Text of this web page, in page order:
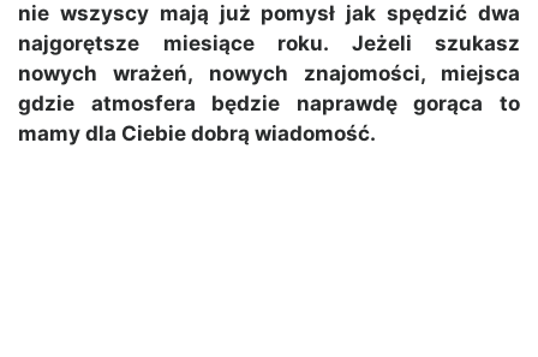
nie wszyscy mają już pomysł jak spędzić dwa
najgorętsze miesiące roku. Jeżeli szukasz
nowych wrażeń, nowych znajomości, miejsca
gdzie atmosfera będzie naprawdę gorąca to
mamy dla Ciebie dobrą wiadomość.